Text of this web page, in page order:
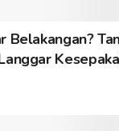
Belakangan?